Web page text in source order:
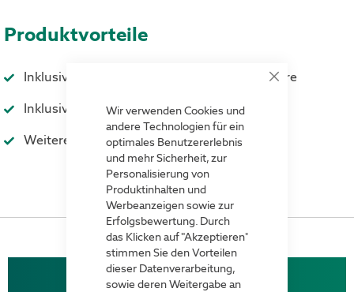
Wir verwenden Cookies und
andere Technologien für ein
optimales Benutzererlebnis
und mehr Sicherheit, zur
Personalisierung von
Produktinhalten und
Werbeanzeigen sowie zur
Erfolgsbewertung. Durch
das Klicken auf "Akzeptieren"
stimmen Sie den Vorteilen
dieser Datenverarbeitung,
sowie deren Weitergabe an
Produktvorteile
Inklusive Ablageboden für Kartons und Papiere
Inklusive Tischplatte: Laminat grau (24 mm)
Weiteres Zubehör auf Anfrage erhältlich
Packtisch "Kartonage"